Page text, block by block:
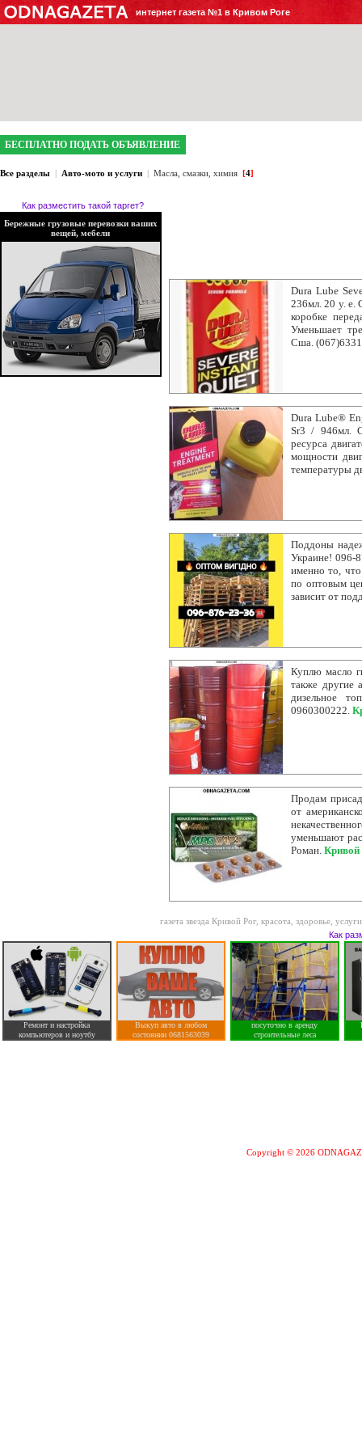
интернет газета №1 в Кривом Роге
БЕСПЛАТНО ПОДАТЬ ОБЪЯВЛЕНИЕ
Все разделы | Авто-мото и услуги | Масла, смазки, химия [4]
Как разместить такой таргет?
Бережные грузовые перевозки ваших
вещей, мебели
Dura Lube
236мл. 20 у. е.
коробке
Уменьшает
Cша.
Dura Lube®
Sr3 / 946мл.
ресурса
мощности
температуры
Поддоны
Украине! 096-
именно то,
по оптовым
зависит от
Куплю масло
также другие
дизельное
0960300222.
Продам
от
уменьшают
Роман. Кривой
газета звезда Кривой Рог,красота, здоровье,
Как
Ремонт и настройка
компьютеров и ноутбу
Выкуп авто в любом
состоянии 0681563039
посуточно в аренду
строительные леса
Copyright © 2026